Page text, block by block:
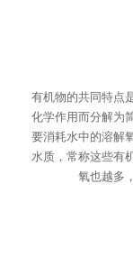
有机物的共同特点
化学作用而分解为
要消耗水中的溶解
水质，常称这些有
氧也越多